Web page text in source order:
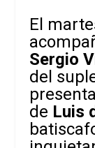
El
Sergio
del
de Luis